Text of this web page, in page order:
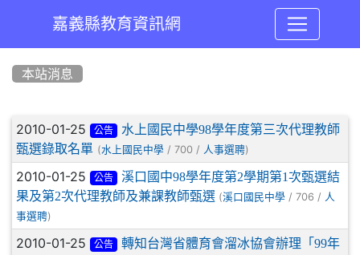
嘉義縣教育資訊網
本站消息
文章列表
2010-01-25 公告
水上國民中學98學年度第三次代理教師
甄選錄取名單 (水上國民中學 / 700 / 人事選聘)
2010-01-25 公告
溪口國中98學年度第2學期第1次甄選結
果及第2次代理教師及兼課教師甄選 (溪口國民中學 / 706 / 人
事選聘)
2010-01-25 公告
轉知台灣省體育會溜冰協會辦理「99年